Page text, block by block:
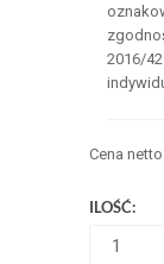
2016/
Cena
ILOŚĆ: